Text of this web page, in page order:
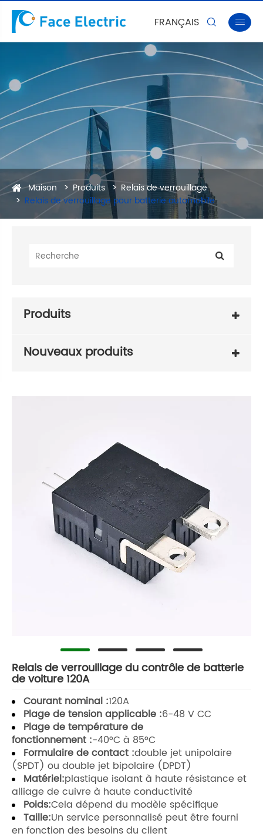
FRANÇAIS  
Maison Produits
Relais de verrouillage
Relais de verrouillage pour batterie automobile
Produits
Nouveaux produits
Relais de verrouillage du contrôle de batterie
de voiture 120A
Courant nominal :120A
Plage de tension applicable :6-48 V CC
Plage de température de
fonctionnement :-40°C à 85°C
Formulaire de contact :double jet unipolaire
(SPDT) ou double jet bipolaire (DPDT)
Matériel:plastique isolant à haute résistance et
alliage de cuivre à haute conductivité
Poids:Cela dépend du modèle spécifique
Taille:Un service personnalisé peut être fourni
en fonction des besoins du client